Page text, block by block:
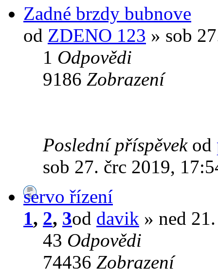
Zadné brzdy bubnove
od ZDENO 123 » sob
1 Odpovědi
9186 Zobrazení
Poslední příspěvek od
sob 27. črc 2019,
servo řízení
1, 2, 3od davik » ned
43 Odpovědi
74436 Zobrazení